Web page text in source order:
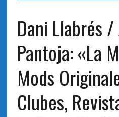
Dani Llabrés /
Pantoja: «La
Mods
Clubes,